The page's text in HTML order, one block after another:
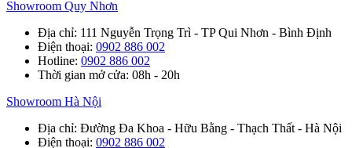
Showroom Quy Nhơn
Địa chỉ: 111 Nguyễn Trọng Trì - TP Qui Nhơn - Bình Định
Điện thoại: 0902 886 002
Hotline: 0902 886 002
Thời gian mở cửa: 08h - 20h
Showroom Hà Nội
Địa chỉ: Đường Đa Khoa - Hữu Bằng - Thạch Thất - Hà Nội
Điện thoại: 0902 886 002